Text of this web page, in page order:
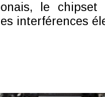
le
interférences